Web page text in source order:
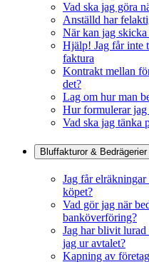
Vad ska jag göra
Anställd har
När kan jag
Hjälp! Jag får inte
faktura
Kontrakt mellan
det?
Lag om hur man
Hur formulerar jag
Vad ska jag tänka
Bluffakturor & Bedrägerier
Jag får
köpet?
Vad gör jag när
banköverföring?
Jag har blivit
jag ur avtalet?
Kapning av företag